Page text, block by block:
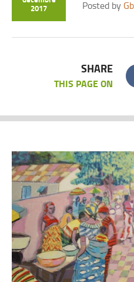
2017
Posted by
SHARE
THIS PAGE ON